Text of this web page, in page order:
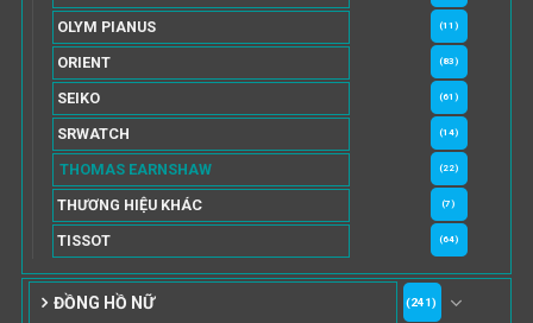
OLYM PIANUS (11)
ORIENT (83)
SEIKO (61)
SRWATCH (14)
THOMAS EARNSHAW (22)
THƯƠNG HIỆU KHÁC (7)
TISSOT (64)
ĐỒNG HỒ NỮ (241)